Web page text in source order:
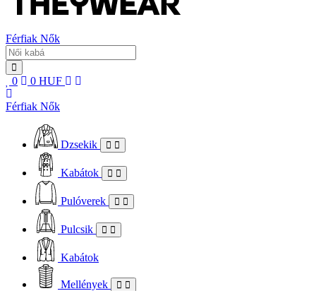
Férfiak Nők
0 0 HUF
Férfiak Nők
Dzsekik
Kabátok
Pulóverek
Pulcsik
Kabátok
Mellények